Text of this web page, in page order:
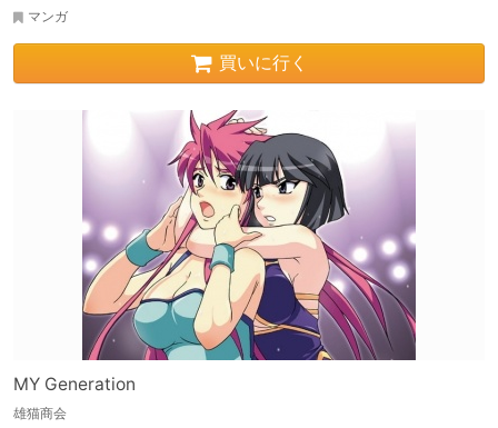
マンガ
買いに行く
MY Generation
雄猫商会